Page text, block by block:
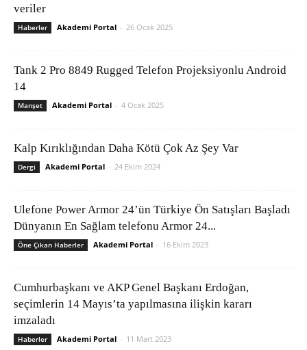
veriler
Haberler Akademi Portal - 26 Ocak 2025
Tank 2 Pro 8849 Rugged Telefon Projeksiyonlu Android
14
Manşet Akademi Portal - 4 Ocak 2025
Kalp Kırıklığından Daha Kötü Çok Az Şey Var
Dergi Akademi Portal - 24 Ekim 2024
Ulefone Power Armor 24’ün Türkiye Ön Satışları Başladı
Dünyanın En Sağlam telefonu Armor 24...
Öne Çıkan Haberler Akademi Portal - 16 Ekim 2023
Cumhurbaşkanı ve AKP Genel Başkanı Erdoğan,
seçimlerin 14 Mayıs’ta yapılmasına ilişkin kararı
imzaladı
Haberler Akademi Portal - 11 Mart 2023